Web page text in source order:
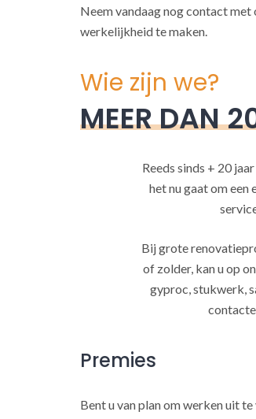
Neem vandaag nog contact met
werkelijkheid te maken.
Wie zijn we?
MEER DAN
Reeds sinds + 20
het nu gaat om
Bij grote
of zolder, kan u op
gyproc, stukwerk,
Premies
Bent u van plan om werken uit